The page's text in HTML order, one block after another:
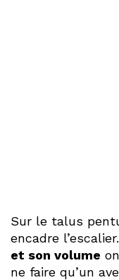
Sur le talus
encadre
et son volume
ne faire qu’un